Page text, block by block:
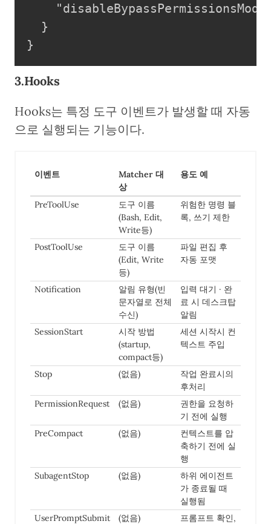
  }
}
3.Hooks
Hooks는 특정 도구 이벤트가 발생할 때 자동
으로 실행되는 기능이다.
이벤트
Matcher 대
상
용도 예
PreToolUse
도구 이름
(Bash, Edit,
Write등)
위험한 명령 블
록, 쓰기 제한
PostToolUse
도구 이름
(Edit, Write
등)
파일 편집 후
자동 포맷
Notification
알림 유형(빈
문자열로 전체
수신)
입력 대기 · 완
료 시 데스크탑
알림
SessionStart
시작 방법
(startup,
compact등)
세션 시작시 컨
텍스트 주입
Stop (없음)
작업 완료시의
후처리
PermissionRequest
(없음)
권한을 요청하
기 전에 실행
PreCompact
(없음)
컨텍스트를 압
축하기 전에 실
행
SubagentStop
(없음)
하위 에이전트
가 종료될 때
실행됨
UserPromptSubmit
(없음)
프롬프트 확인,